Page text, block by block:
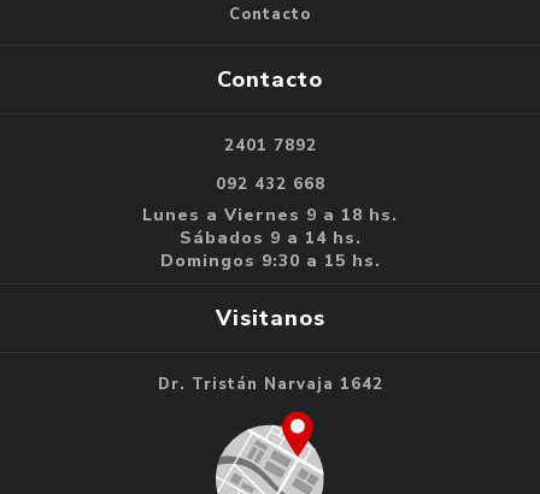
Contacto
Contacto
2401 7892
092 432 668
Lunes a Viernes 9 a 18 hs.
Sábados 9 a 14 hs.
Domingos 9:30 a 15 hs.
Visitanos
Dr. Tristán Narvaja 1642